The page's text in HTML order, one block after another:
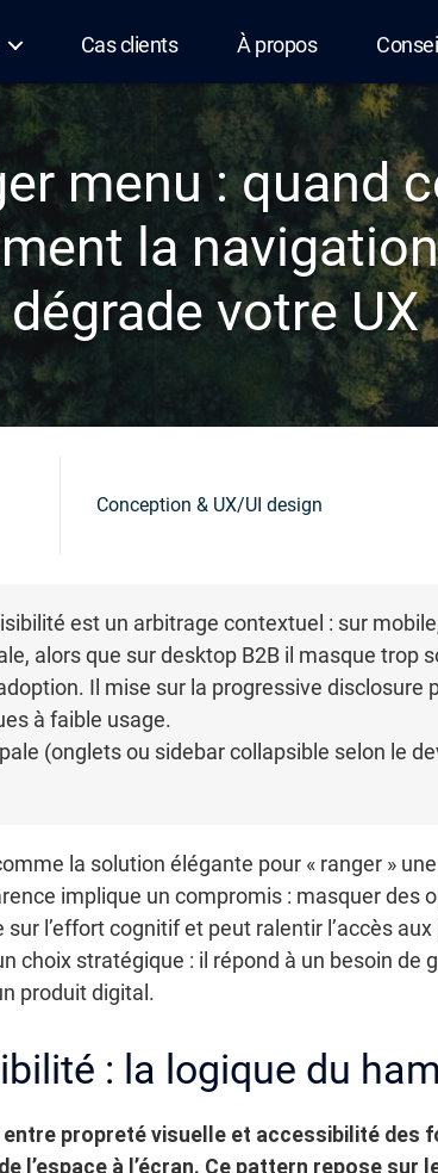
Cas clients À propos
menu : quand
la
dégrade votre UX
Conception & UX/UI design
est un arbitrage contextuel : sur
alors que sur desktop B2B il masque trop
Il mise sur la progressive disclosure
à faible usage.
(onglets ou sidebar collapsible selon le
la solution élégante pour « ranger »
implique un compromis : masquer des
l’effort cognitif et peut ralentir l’accès
choix stratégique : il répond à un besoin de
produit digital.
: la logique du
propreté visuelle et accessibilité des
l’espace à l’écran. Ce pattern repose sur